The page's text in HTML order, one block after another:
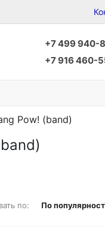
+7 499 940-
+7 916 460-
Pow! (band)
по: По